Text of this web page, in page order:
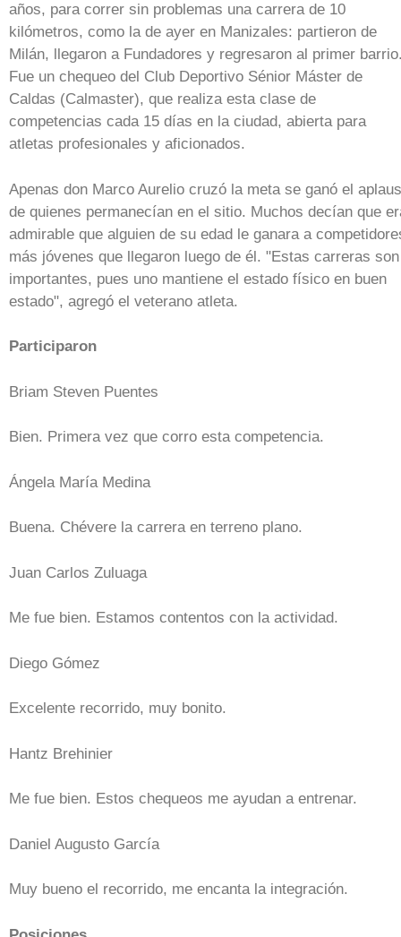
años, para correr sin problemas una carrera de 10
kilómetros, como la de ayer en Manizales: partieron de
Milán, llegaron a Fundadores y regresaron al primer
Fue un chequeo del Club Deportivo Sénior Máster de
Caldas (Calmaster), que realiza esta clase de
competencias cada 15 días en la ciudad, abierta para
atletas profesionales y aficionados.
Apenas don Marco Aurelio cruzó la meta se ganó el
de quienes permanecían en el sitio. Muchos decían que
admirable que alguien de su edad le ganara a
más jóvenes que llegaron luego de él. "Estas carreras son
importantes, pues uno mantiene el estado físico en buen
estado", agregó el veterano atleta.
Participaron
Briam Steven Puentes
Bien. Primera vez que corro esta competencia.
Ángela María Medina
Buena. Chévere la carrera en terreno plano.
Juan Carlos Zuluaga
Me fue bien. Estamos contentos con la actividad.
Diego Gómez
Excelente recorrido, muy bonito.
Hantz Brehinier
Me fue bien. Estos chequeos me ayudan a entrenar.
Daniel Augusto García
Muy bueno el recorrido, me encanta la integración.